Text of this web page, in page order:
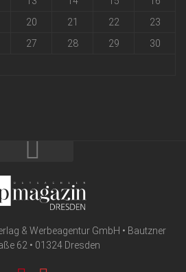
20 21 22
23
27 28 29
30
& Werbeagentur GmbH • Bautzner
62 • 01324 Dresden